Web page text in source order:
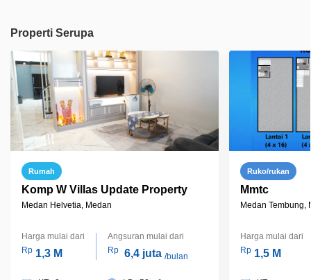
Properti Serupa
Rumah
Komp W Villas Update Property
Medan Helvetia, Medan
Harga mulai dari
Rp 1,3 M
Angsuran mulai dari
Rp 6,4 juta /bulan
Ruko/rukan
Mmtc
Medan Tembung,
Harga mulai dari
Rp 1,5 M